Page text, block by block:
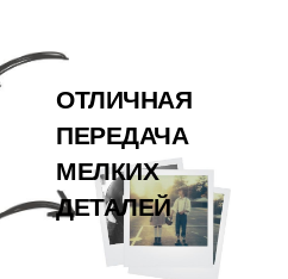
ОТЛИЧНАЯ
ПЕРЕДАЧА
МЕЛКИХ
ДЕТАЛЕЙ